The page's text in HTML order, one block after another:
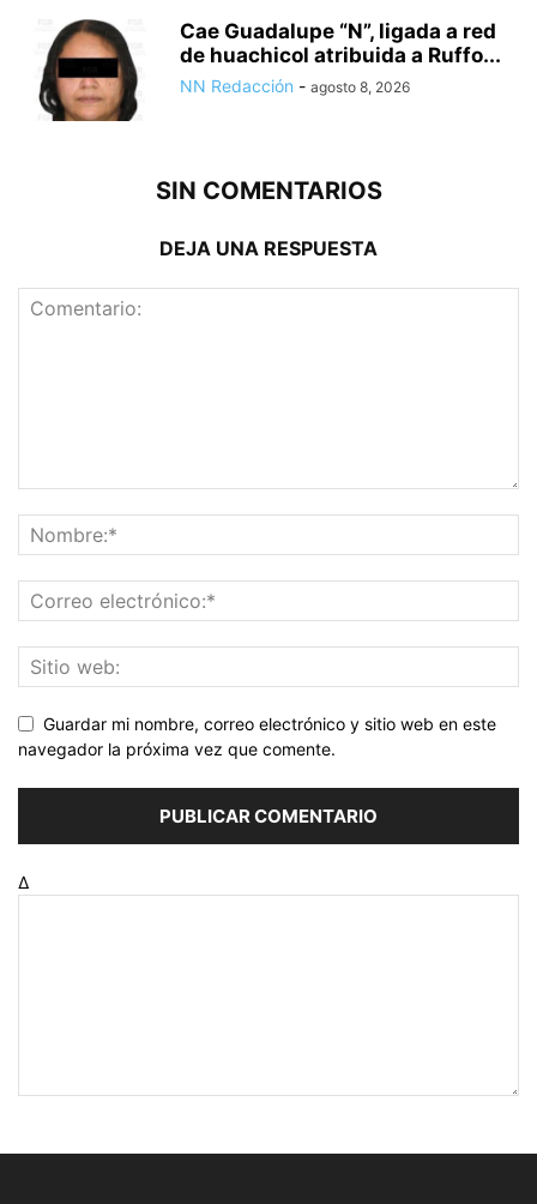
Cae Guadalupe “N”, ligada a red
de huachicol atribuida a Ruffo...
NN Redacción - agosto 8, 2026
SIN COMENTARIOS
DEJA UNA RESPUESTA
Guardar mi nombre, correo electrónico y sitio web en este
navegador la próxima vez que comente.
Δ